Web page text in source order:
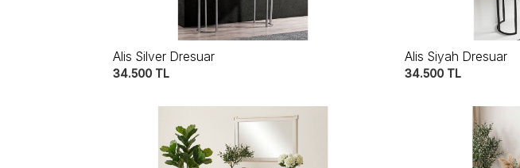
Alis Silver Dresuar
34.500 TL
Alis Siyah Dresuar
34.500TL